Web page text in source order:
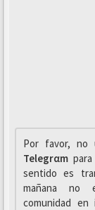
Por favor, no
Telegrαm
sentido es
mañana no
comunidad